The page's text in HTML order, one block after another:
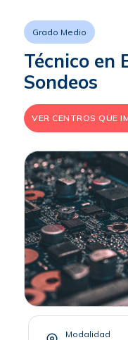
Grado Medio
Técnico en
Sondeos
VER CENTROS QUE
Modalidad